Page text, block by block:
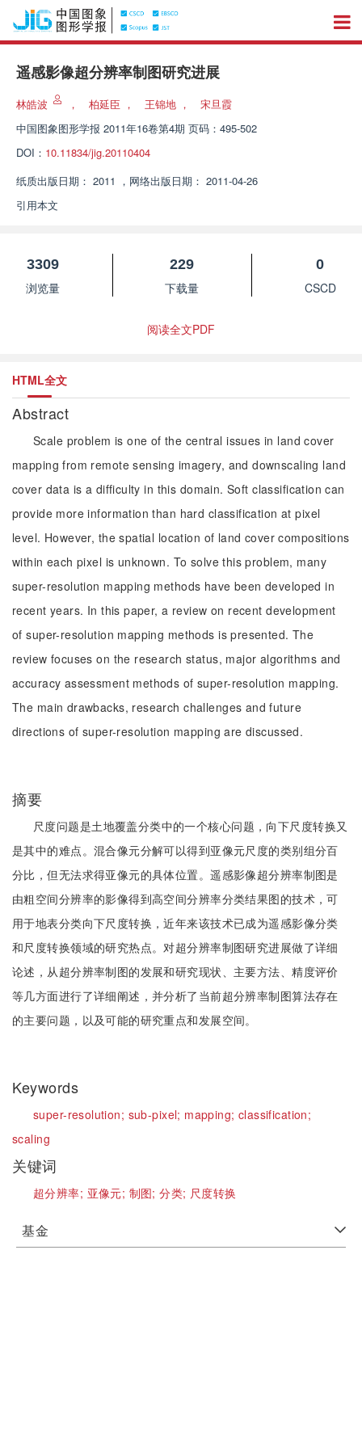
遥感影像超分辨率制图研究进展
林皓波 ， 柏延臣 ， 王锦地 ，
宋旦霞
中国图象图形学报 2011年16卷第4期 页码：495-502
DOI： 10.11834/jig.20110404
纸质出版日期： 2011 ， 网络出版日期： 2011-04-26
引用本文
3309
浏览量
229
下载量
0
CSCD
阅读全文PDF
HTML全文
Abstract
Scale problem is one of the central issues in land cover
mapping from remote sensing imagery, and downscaling land
cover data is a difficulty in this domain. Soft classification can
provide more information than hard classification at pixel
level. However, the spatial location of land cover compositions
within each pixel is unknown. To solve this problem, many
super-resolution mapping methods have been developed in
recent years. In this paper, a review on recent development
of super-resolution mapping methods is presented. The
review focuses on the research status, major algorithms and
accuracy assessment methods of super-resolution mapping.
The main drawbacks, research challenges and future
directions of super-resolution mapping are discussed.
摘要
尺度问题是土地覆盖分类中的一个核心问题，向下尺度转换又
是其中的难点。混合像元分解可以得到亚像元尺度的类别组分百
分比，但无法求得亚像元的具体位置。遥感影像超分辨率制图是
由粗空间分辨率的影像得到高空间分辨率分类结果图的技术，可
用于地表分类向下尺度转换，近年来该技术已成为遥感影像分类
和尺度转换领域的研究热点。对超分辨率制图研究进展做了详细
论述，从超分辨率制图的发展和研究现状、主要方法、精度评价
等几方面进行了详细阐述，并分析了当前超分辨率制图算法存在
的主要问题，以及可能的研究重点和发展空间。
Keywords
super-resolution; sub-pixel; mapping; classification;
scaling
关键词
超分辨率; 亚像元; 制图;分类; 尺度转换
基金